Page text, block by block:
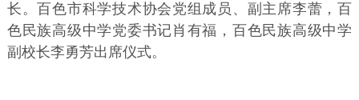
长。百色市科学技术协会党组成员、副主席李蕾，百
色民族高级中学党委书记肖有福，百色民族高级中学
副校长李勇芳出席仪式。